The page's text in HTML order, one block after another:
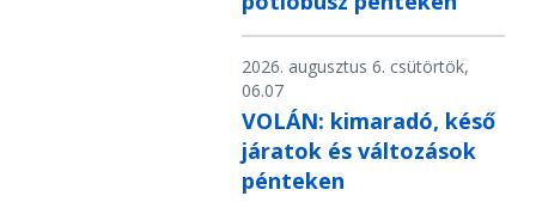
2026. augusztus 6. csütörtök,
06.07
VOLÁN: kimaradó, késő
járatok és változások
pénteken